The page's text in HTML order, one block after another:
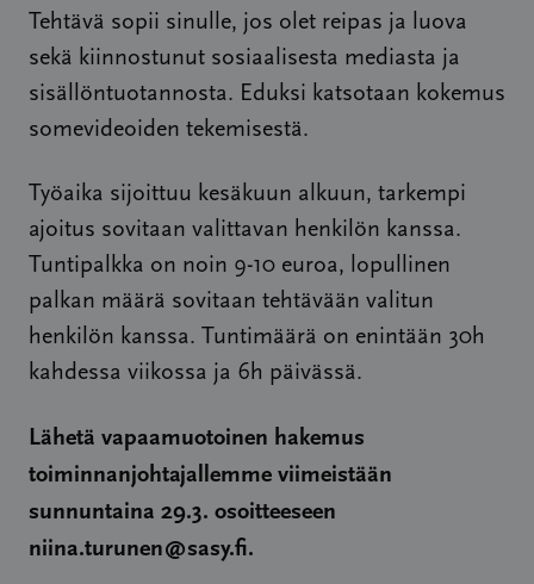
Tehtävä sopii sinulle, jos olet reipas ja luova
sekä kiinnostunut sosiaalisesta mediasta ja
sisällöntuotannosta. Eduksi katsotaan kokemus
somevideoiden tekemisestä.
Työaika sijoittuu kesäkuun alkuun, tarkempi
ajoitus sovitaan valittavan henkilön kanssa.
Tuntipalkka on noin 9-10 euroa, lopullinen
palkan määrä sovitaan tehtävään valitun
henkilön kanssa. Tuntimäärä on enintään 30h
kahdessa viikossa ja 6h päivässä.
Lähetä vapaamuotoinen hakemus
toiminnanjohtajallemme viimeistään
sunnuntaina 29.3. osoitteeseen
niina.turunen@sasy.fi.